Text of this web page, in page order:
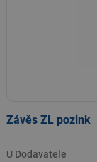
Závěs ZL pozink
U Dodavatele